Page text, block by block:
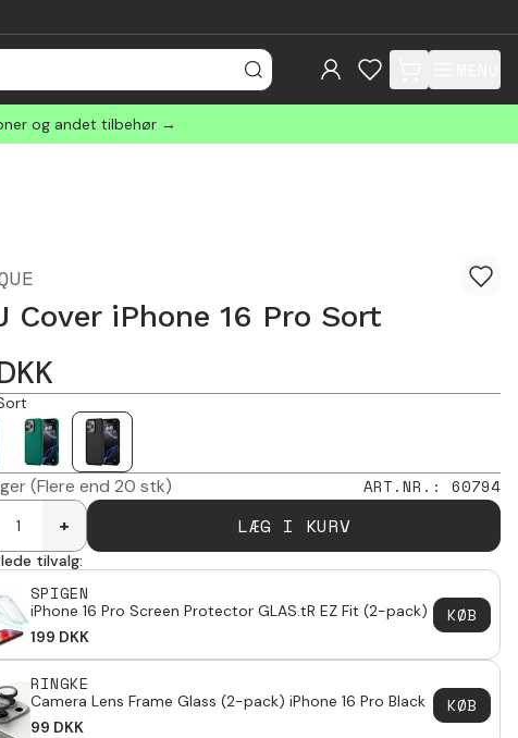
items in cart, view
og andet tilbehør →
Cover iPhone 16 Pro Sort
(Flere end 20 stk) ART.NR. : 60794
+ LÆG I KURV
tilvalg:
SPIGEN
iPhone 16 Pro Screen Protector GLAS.tR EZ Fit (2-pack)
199 DKK
KØB
RINGKE
Camera Lens Frame Glass (2-pack) iPhone 16 Pro Black
99 DKK
KØB